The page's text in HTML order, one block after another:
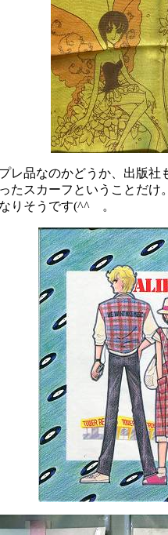
レ品なのかどうか、出版社
たスカーフということだ
りそうです(^^ゞ。